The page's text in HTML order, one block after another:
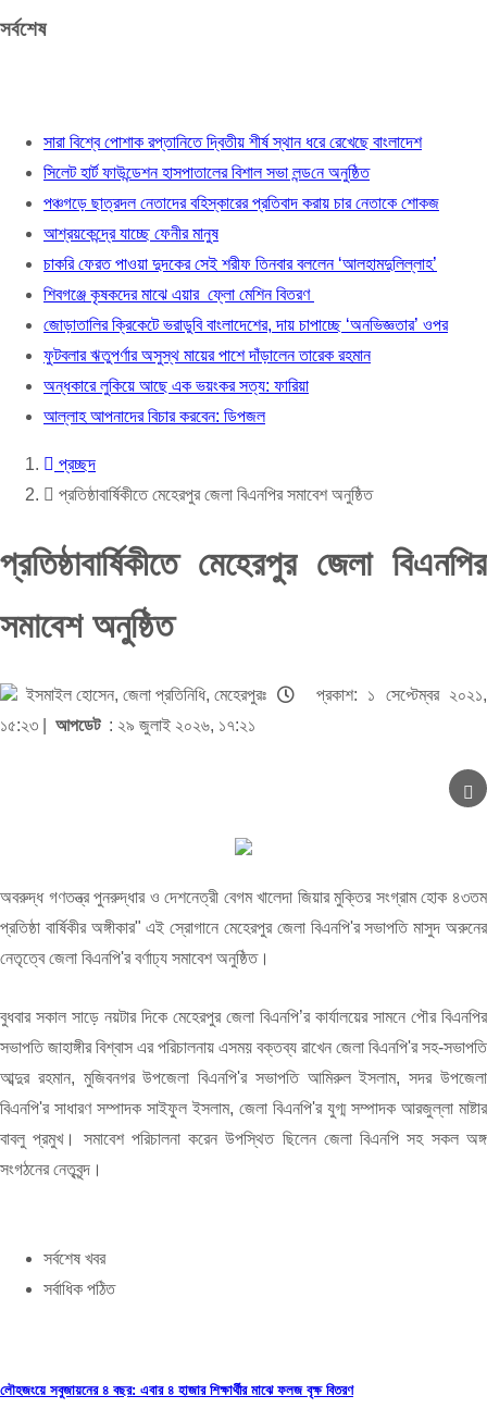
সর্বশেষ
সারা বিশ্বে পোশাক রপ্তানিতে দ্বিতীয় শীর্ষ স্থান ধরে রেখেছে বাংলাদেশ
সিলেট হার্ট ফাউন্ডেশন হাসপাতালের বিশাল সভা লন্ড‌নে অনুষ্ঠিত
পঞ্চগড়ে ছাত্রদল নেতাদের বহিস্কারের প্রতিবাদ করায় চার নেতাকে শোকজ
আশ্রয়কেন্দ্রে যাচ্ছে ফেনীর মানুষ
চাকরি ফেরত পাওয়া দুদকের সেই শরীফ তিনবার বললেন ‘আলহামদুলিল্লাহ’
শিবগঞ্জে কৃষকদের মাঝে এয়ার ফ্লো মেশিন বিতরণ
জোড়াতালির ক্রিকেটে ভরাডুবি বাংলাদেশের, দায় চাপাচ্ছে ‘অনভিজ্ঞতার’ ওপর
ফুটবলার ঋতুপর্ণার অসুস্থ মায়ের পাশে দাঁড়ালেন তারেক রহমান
অন্ধকারে লুকিয়ে আছে এক ভয়ংকর সত্য: ফারিয়া
আল্লাহ আপনাদের বিচার করবেন: ডিপজল
প্রচ্ছদ
প্রতিষ্ঠাবার্ষিকীতে মেহেরপুর জেলা বিএনপির সমাবেশ অনুষ্ঠিত
প্রতিষ্ঠাবার্ষিকীতে মেহেরপুর জেলা বিএনপির
সমাবেশ অনুষ্ঠিত
ইসমাইল হোসেন, জেলা প্রতিনিধি, মেহেরপুরঃ
প্রকাশ: ১ সেপ্টেম্বর ২০২১,
১৫:২৩ | আপডেট: ২৯ জুলাই ২০২৬, ১৭:২১
অবরুদ্ধ গণতন্ত্র পুনরুদ্ধার ও দেশনেত্রী বেগম খালেদা জিয়ার মুক্তির সংগ্রাম হোক ৪৩তম
প্রতিষ্ঠা বার্ষিকীর অঙ্গীকার" এই স্রোগানে মেহেরপুর জেলা বিএনপি'র সভাপতি মাসুদ অরুনের
নেতৃত্বে জেলা বিএনপি'র বর্ণাঢ্য সমাবেশ অনুষ্ঠিত।
বুধবার সকাল সাড়ে নয়টার দিকে মেহেরপুর জেলা বিএনপি’র কার্যালয়ের সামনে পৌর বিএনপির
সভাপতি জাহাঙ্গীর বিশ্বাস এর পরিচালনায় এসময় বক্তব্য রাখেন জেলা বিএনপি'র সহ-সভাপতি
আব্দুর রহমান, মুজিবনগর উপজেলা বিএনপি'র সভাপতি আমিরুল ইসলাম, সদর উপজেলা
বিএনপি'র সাধারণ সম্পাদক সাইফুল ইসলাম, জেলা বিএনপি'র যুগ্ম সম্পাদক আরজুল্লা মাষ্টার
বাবলু প্রমুখ। সমাবেশ পরিচালনা করেন উপস্থিত ছিলেন জেলা বিএনপি সহ সকল অঙ্গ
সংগঠনের নেতৃবৃন্দ।
সর্বশেষ খবর
সর্বাধিক পঠিত
লৌহজংয়ে সবুজায়নের ৪ বছর: এবার ৪ হাজার শিক্ষার্থীর মাঝে ফলজ বৃক্ষ বিতরণ